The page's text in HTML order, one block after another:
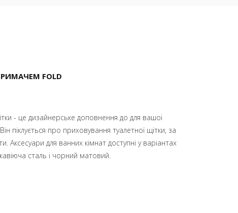
FOLD
- це дизайнерське доповнення до для вашої
Він піклується про приховування туалетної щітки, за
Аксесуари для ванних кімнат доступні у варіантах
сталь і чорний матовий.